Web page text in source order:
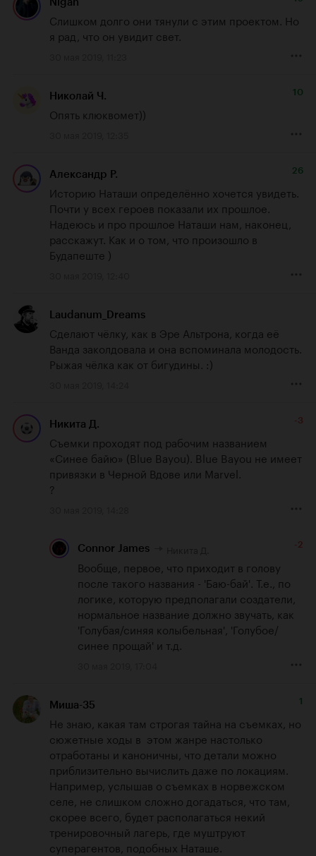
Слишком долго они тянули с этим проектом. Но
я рад, что он увидит свет.
Николай Ч. 10
Опять клюквомет))
Александр Р. 26
Историю Наташи определённо хочется увидеть.
Почти у всех героев показали их прошлое.
Надеюсь и про прошлое Наташи нам, наконец,
расскажут. Как и о том, что произошло в
Будапеште )
Laudanum_Dreams
Сделают чёлку, как в Эре Альтрона, когда её
Ванда заколдовала и она вспоминала молодость.
Рыжая чёлка как от бигудины. :)
Никита Д. -3
Съемки проходят под рабочим названием
«Синее байю» (Blue Bayou). Blue Bayou не имеет
привязки в Черной Вдове или Marvel.
?
Connor James -2
Вообще, первое, что приходит в голову
после такого названия - 'Баю-бай'. Т.е., по
логике, которую предполагали создатели,
нормальное название должно звучать, как
'Голубая/синяя колыбельная', 'Голубое/
синее прощай' и т.д.
Миша-35 1
Не знаю, какая там строгая тайна на съемках, но
сюжетные ходы в  этом жанре настолько
отработаны и каноничны, что детали можно
приблизительно вычислить даже по локациям.
Например, услышав о съемках в норвежском
селе, не слишком сложно догадаться, что там,
скорее всего, будет располагаться некий
тренировочный лагерь, где муштруют
суперагентов, подобных Наташе.